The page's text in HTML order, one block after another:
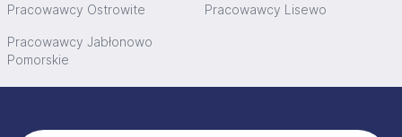
Pracowawcy Ostrowite Pracowawcy Lisewo
Pracowawcy Jabłonowo
Pomorskie